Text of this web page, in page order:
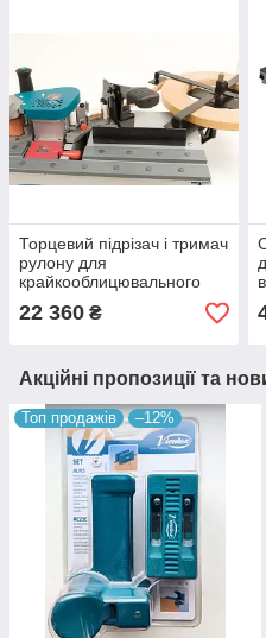
Торцевий підрізач і тримач
рулону для
крайкооблицювального
22 360 ₴
Акційні пропозиції та
Топ продажів –12%